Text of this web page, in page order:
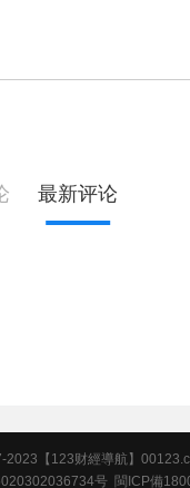
最新评论
【123财經導航】
号 閩ICP備